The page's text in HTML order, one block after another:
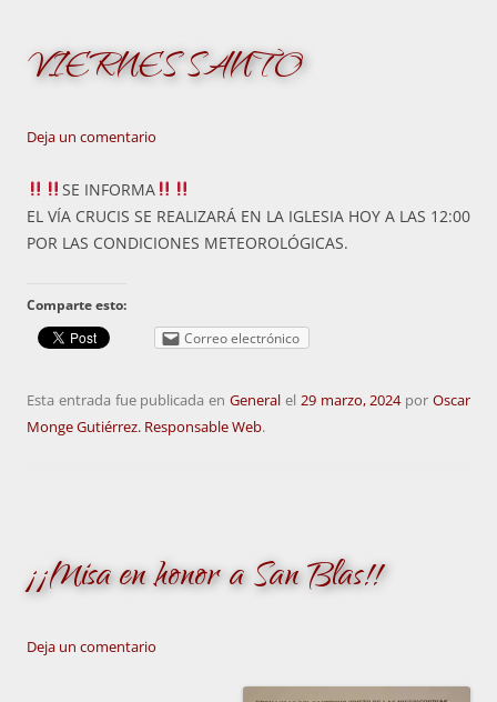
VIERNES SANTO
Deja un comentario
SE INFORMA
EL VÍA CRUCIS SE REALIZARÁ EN LA IGLESIA HOY A LAS 12:00
POR LAS CONDICIONES METEOROLÓGICAS.
Comparte esto:
Correo electrónico
Esta entrada fue publicada enGeneral el 29 marzo, 2024porOscar
Monge Gutiérrez. Responsable Web.
¡¡Misa en honor a San Blas!!
Deja un comentario